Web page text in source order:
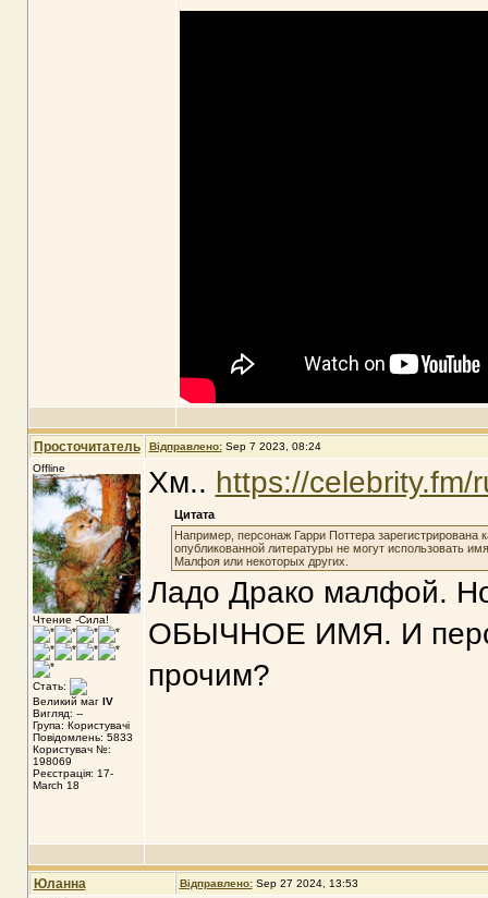
Просточитатель Відправлено: Sep 7 2023, 08:24
Offline
Чтение -Сила!
Стать:
Великий маг IV
Вигляд: --
Група: Користувачі
Повідомлень: 5833
Користувач №:
198069
Реєстрація: 17-
March 18
Хм.. https://celebrity.fm/
Цитата
Например, персонаж Гарри Поттера зарегистрирована
опубликованной литературы не могут использовать
Малфоя или некоторых других.
Ладо Драко малфой.
ОБЫЧНОЕ ИМЯ. И
прочим?
Юланна Відправлено: Sep 27 2024, 13:53